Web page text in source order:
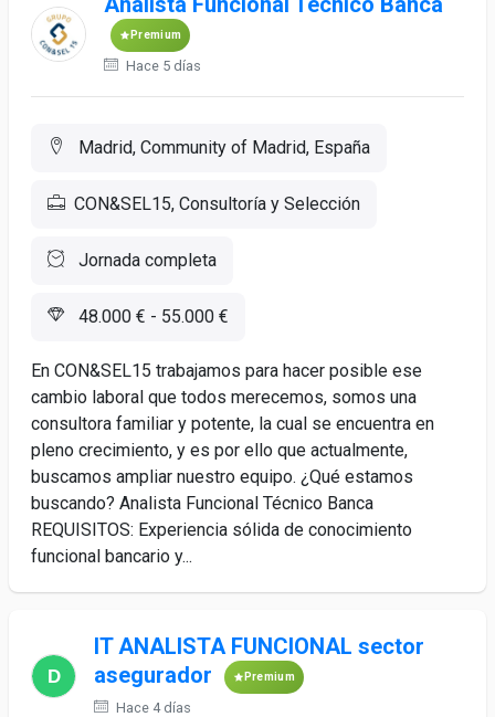
Premium
Hace 5 días
Madrid, Community of Madrid, España
CON&SEL15, Consultoría y Selección
Jornada completa
48.000 € - 55.000 €
En CON&SEL15 trabajamos para hacer posible ese
cambio laboral que todos merecemos, somos una
consultora familiar y potente, la cual se encuentra en
pleno crecimiento, y es por ello que actualmente,
buscamos ampliar nuestro equipo. ¿Qué estamos
buscando? Analista Funcional Técnico Banca
REQUISITOS: Experiencia sólida de conocimiento
funcional bancario y...
IT ANALISTA FUNCIONAL sector
asegurador
Premium
Hace 4 días